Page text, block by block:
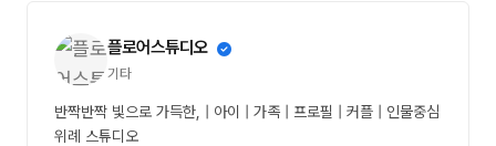
플로어스튜디오
기타
반짝반짝 빛으로 가득한, | 아이 | 가족 | 프로필 | 커플 | 인물중심
위례 스튜디오